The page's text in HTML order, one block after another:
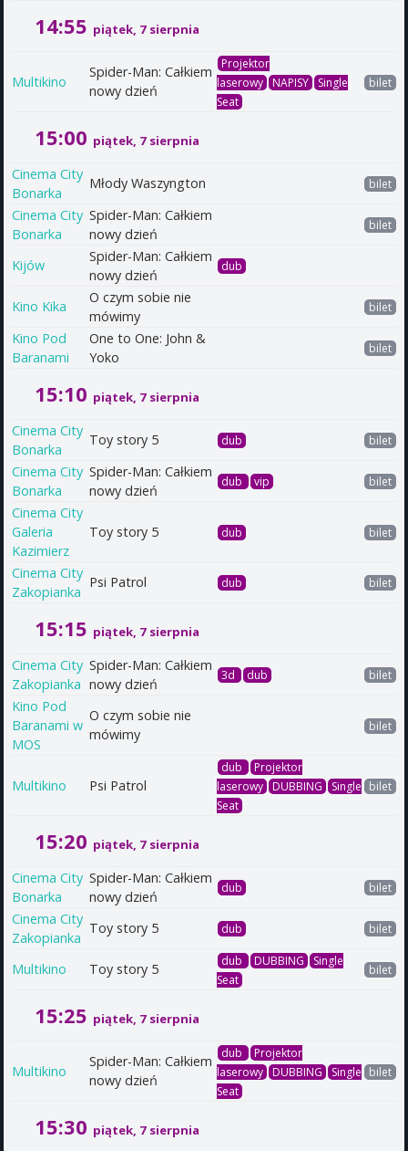
14:55 piątek, 7 sierpnia
Multikino
Spider-Man: Całkiem
nowy dzień
Projektor
laserowy
NAPISY
Single
Seat
bilet
15:00 piątek, 7 sierpnia
Cinema City
Bonarka
Młody Waszyngton bilet
Cinema City
Bonarka
Spider-Man: Całkiem
nowy dzień
bilet
Kijów
Spider-Man: Całkiem
nowy dzień
dub
Kino Kika
O czym sobie nie
mówimy
bilet
Kino Pod
Baranami
One to One: John &
Yoko
bilet
15:10 piątek, 7 sierpnia
Cinema City
Bonarka
Toy story 5 dub bilet
Cinema City
Bonarka
Spider-Man: Całkiem
nowy dzień
dub vip bilet
Cinema City
Galeria
Kazimierz
Toy story 5 dub bilet
Cinema City
Zakopianka
Psi Patrol dub bilet
15:15 piątek, 7 sierpnia
Cinema City
Zakopianka
Spider-Man: Całkiem
nowy dzień
3d dub bilet
Kino Pod
Baranami w
MOS
O czym sobie nie
mówimy
bilet
Multikino Psi Patrol
dub
Projektor
laserowy
DUBBING
Single
Seat
bilet
15:20 piątek, 7 sierpnia
Cinema City
Bonarka
Spider-Man: Całkiem
nowy dzień
dub bilet
Cinema City
Zakopianka
Toy story 5 dub bilet
Multikino Toy story 5 dub DUBBING
Single
Seat
bilet
15:25 piątek, 7 sierpnia
Multikino
Spider-Man: Całkiem
nowy dzień
dub
Projektor
laserowy
DUBBING
Single
Seat
bilet
15:30 piątek, 7 sierpnia